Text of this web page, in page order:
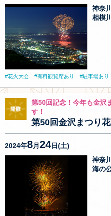
神奈
相模
花火大会 有料観覧席あり 駐車場あり
第50回記念！今年も金沢
す！
第50回金沢まつり
2024年8月 24日(土)
神奈
海の